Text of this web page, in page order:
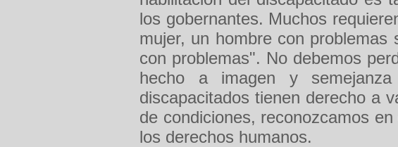
los gobernantes. Muchos
mujer, un hombre con
con problemas". No debemos
hecho a imagen y
discapacitados tienen derecho a
de condiciones, reconozcamos
los derechos humanos.